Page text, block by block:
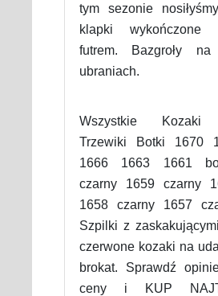
tym sezonie
klapki wykończone
futrem. Bazgroły
ubraniach.
Wszystkie Kozaki
Trzewiki Botki 1670
1666 1663 1661
czarny 1659 czarny
1658 czarny 1657
Szpilki z
czerwone kozaki na
brokat. Sprawdź
ceny i KUP